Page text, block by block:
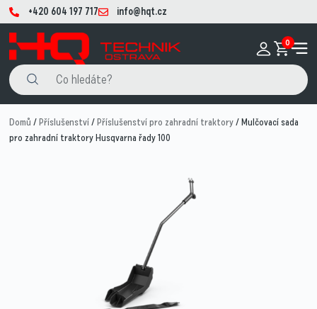
+420 604 197 717 info@hqt.cz
0
Domů /Příslušenství/Příslušenství pro zahradní traktory/ Mulčovací sada
pro zahradní traktory Husqvarna řady 100